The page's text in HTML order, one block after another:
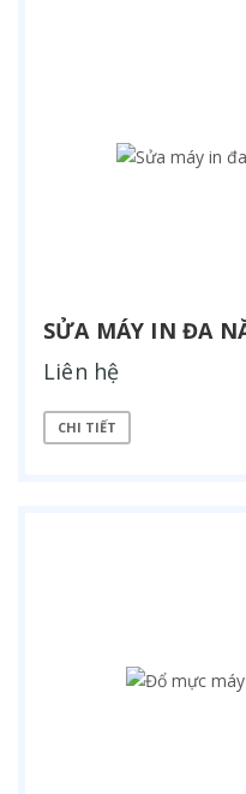
SỬA MÁY IN ĐA
Liên hệ
CHI TIẾT